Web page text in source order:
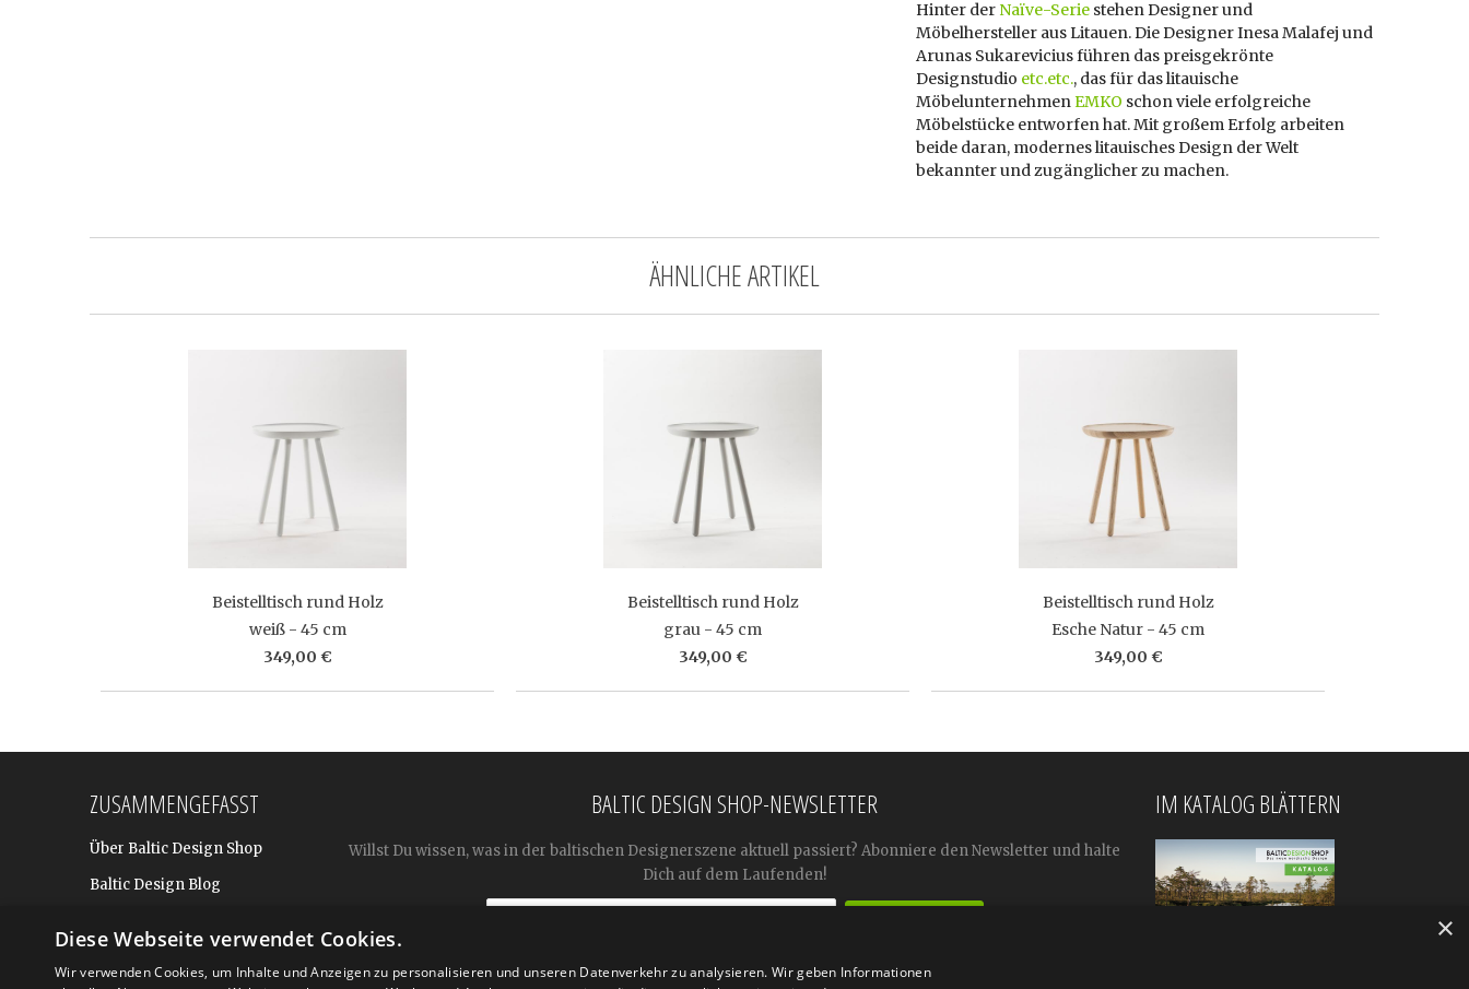
Hinter der Naïve-Serie stehen Designer und
Möbelhersteller aus Litauen. Die Designer Inesa Malafej und
Arunas Sukarevicius führen das preisgekrönte
Designstudio etc.etc., das für das litauische
MöbelunternehmenEMKO schon viele erfolgreiche
Möbelstücke entworfen hat. Mit großem Erfolg arbeiten
beide daran, modernes litauisches Design der Welt
bekannter und zugänglicher zu machen.
ÄHNLICHE ARTIKEL
Beistelltisch rund Holz
weiß - 45 cm
349,00 €
Beistelltisch rund Holz
grau - 45 cm
349,00 €
Beistelltisch rund Holz
Esche Natur - 45 cm
349,00 €
ZUSAMMENGEFASST
Über Baltic Design Shop
Baltic Design Blog
BALTIC DESIGN SHOP-NEWSLETTER
Willst Du wissen, was in der baltischen Designerszene aktuell passiert? Abonniere den Newsletter und halte
Dich auf dem Laufenden!
IM KATALOG BLÄTTERN
×
Diese Webseite verwendet Cookies.
Wir verwenden Cookies, um Inhalte und Anzeigen zu personalisieren und unseren Datenverkehr zu analysieren. Wir geben Informationen